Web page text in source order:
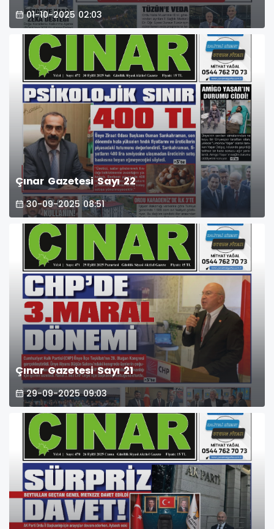
01-10-2025 02:03
Çınar Gazetesi Sayı 22
30-09-2025 08:51
Çınar Gazetesi Sayı 21
29-09-2025 09:03